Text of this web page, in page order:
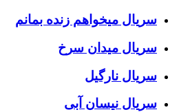
سریال میخواهم زنده بمانم
سریال میدان سرخ
سریال نارگیل
سریال نیسان آبی